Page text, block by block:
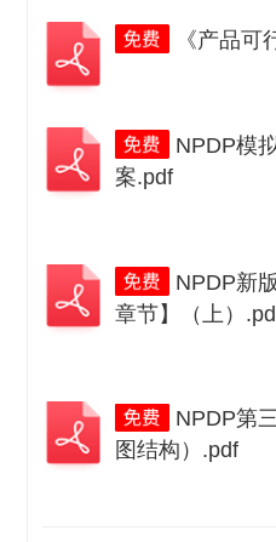
《产品
NPDP模
案.pdf
NPDP新
章节】（上）
NPDP第
图结构）.pdf